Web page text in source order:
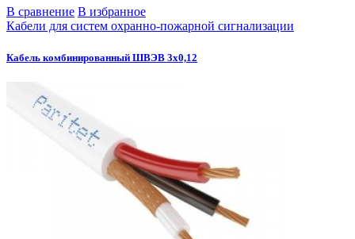
В сравнение В избранное
Кабели для систем охранно-пожарной сигнализации
Кабель комбинированный ШВЭВ 3х0,12